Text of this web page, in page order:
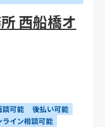
西船橋オ
談可能
後払い可能
ライン相談可能